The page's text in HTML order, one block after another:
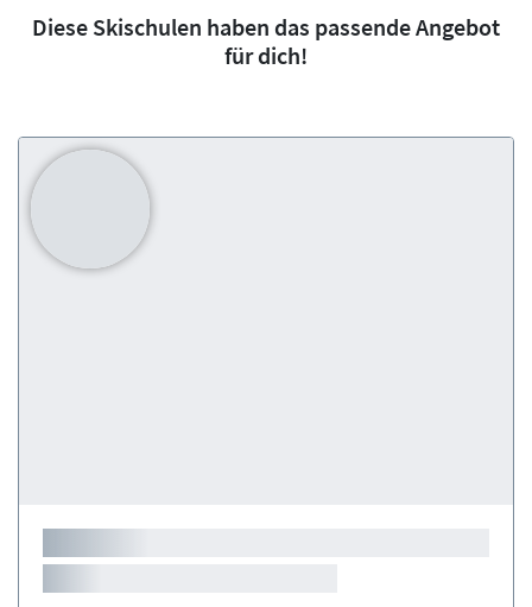
Diese Skischulen haben das passende Angebot
für dich!